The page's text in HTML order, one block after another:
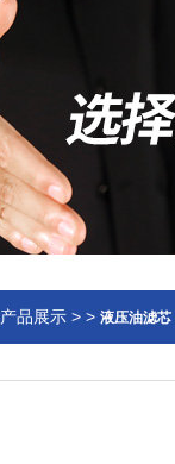
产品展示 > > 液压油滤芯